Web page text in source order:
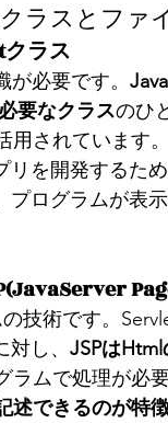
ラスとファイ
ラス
必要です。
要なクラスのひ
されています。
リを開発するた
プログラムが表
技術です。
し、 JSPは
ラムで処理が必
述できるのが特